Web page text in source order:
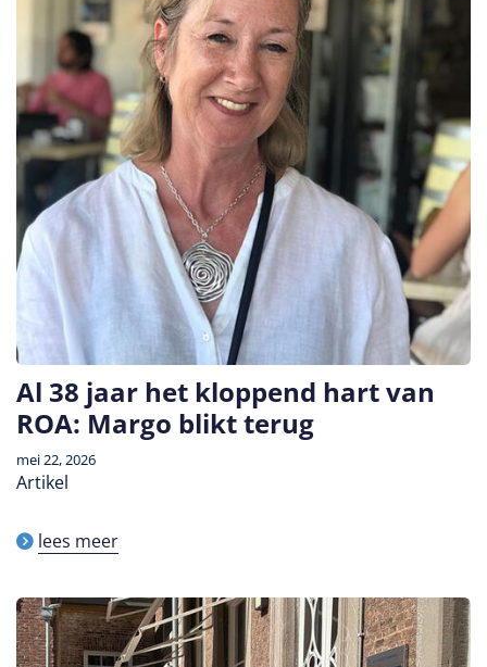
Al 38 jaar het kloppend hart van
ROA: Margo blikt terug
mei 22, 2026
Artikel
lees meer